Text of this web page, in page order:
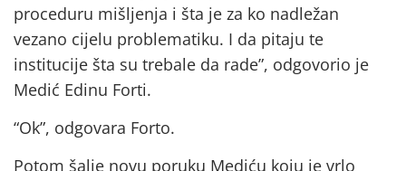
proceduru mišljenja i šta je za ko nadležan
vezano cijelu problematiku. I da pitaju te
institucije šta su trebale da rade”, odgovorio je
Medić Edinu Forti.
“Ok”, odgovara Forto.
Potom šalje novu poruku Mediću koju je vrlo